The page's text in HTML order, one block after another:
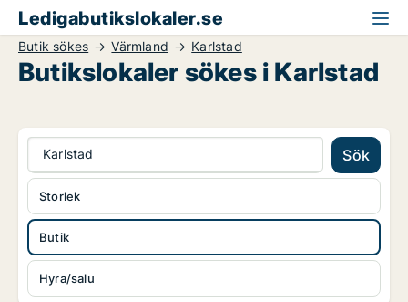
Ledigabutikslokaler.se
Butik sökes Värmland Karlstad
Butikslokaler sökes i Karlstad
Karlstad Sök
Butik
Hyra/salu
Storlek